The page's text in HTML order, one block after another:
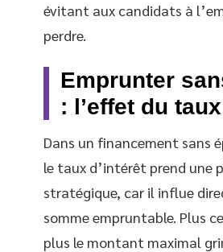
évitant aux candidats à
perdre.
Emprunter
: l’effet du taux
Dans un financement sans
le taux d’intérêt prend une
stratégique, car il influe
somme empruntable. Plus
plus le montant maximal